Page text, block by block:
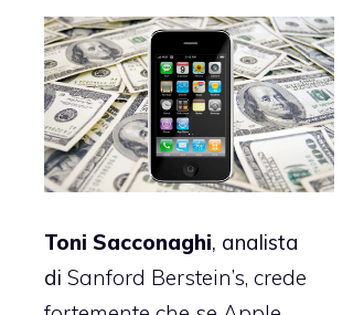
Toni Sacconaghi, analista
di Sanford Berstein’s, crede